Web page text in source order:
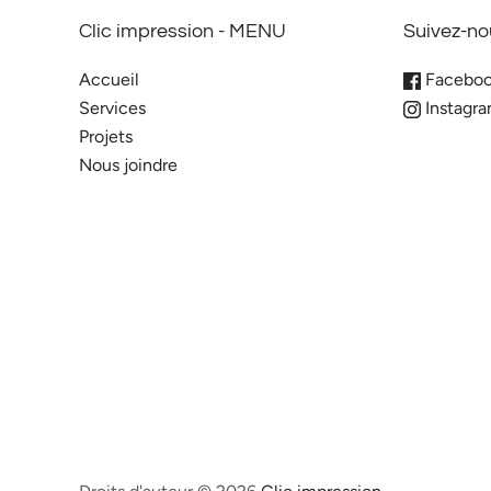
Clic impression - MENU
Accueil
Services
Projets
Nous joindre
Suivez-